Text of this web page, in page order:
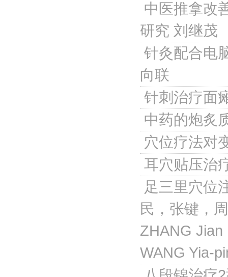
中医推拿改
研究 刘继茂
针灸配合电
向联
针刺治疗面
中药的炮炙
穴位疗法对
耳穴贴压治
足三里穴位
民，张键，
ZHANG
WANG Yia-